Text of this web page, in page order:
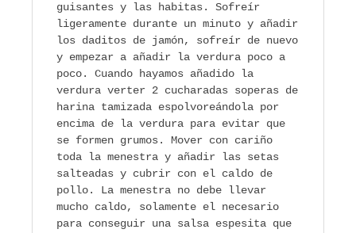
guisantes y las habitas. Sofreír
ligeramente durante un minuto y añadir
los daditos de jamón, sofreír de nuevo
y empezar a añadir la verdura poco a
poco. Cuando hayamos añadido la
verdura verter 2 cucharadas soperas de
harina tamizada espolvoreándola por
encima de la verdura para evitar que
se formen grumos. Mover con cariño
toda la menestra y añadir las setas
salteadas y cubrir con el caldo de
pollo. La menestra no debe llevar
mucho caldo, solamente el necesario
para conseguir una salsa espesita que